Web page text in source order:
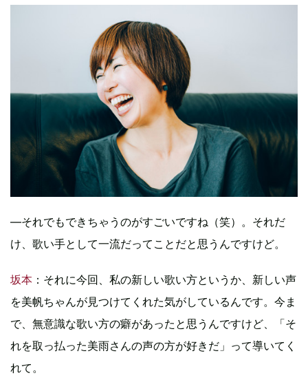
―それでもできちゃうのがすごいですね（笑）。それだ
け、歌い手として一流だってことだと思うんですけど。
坂本 ：それに今回、私の新しい歌い方というか、新しい声
を美帆ちゃんが見つけてくれた気がしているんです。今ま
で、無意識な歌い方の癖があったと思うんですけど、「そ
れを取っ払った美雨さんの声の方が好きだ」って導いてく
れて。